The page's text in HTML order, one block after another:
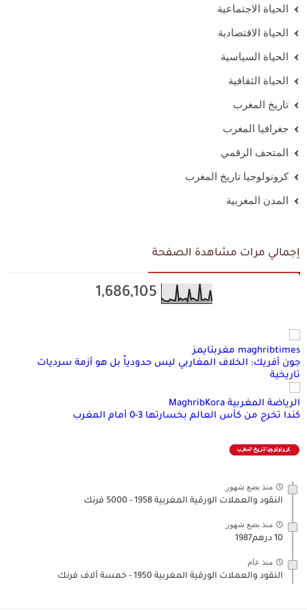
الحياة الاجتماعية
الحياة الاقتصادية
الحياة السياسية
الحياة الثقافية
تاريخ المغرب
جغرافيا المغرب
المتحف الرقمي
كرونولوجيا تاريخ المغرب
المدن المغربية
إجمالي مرات مشاهدة الصفحة
1,686,105
maghribtimes مغربتايمز
جون أفريك: الخلاف المغاربي ليس حدودياً بل هو أزمة سرديات
تاريخية
الرياضة المغربية MaghribKora
كندا تخرج من كأس العالم بخسارتها 3-0 أمام المغرب
منذ بضع شهور
النقود والعملات الورقية المغربية 1958 - 5000 فرنك
منذ بضع شهور
10 درهم1987
منذ عام
النقود والعملات الورقية المغربية 1950 - خمسة ألاف فرنك